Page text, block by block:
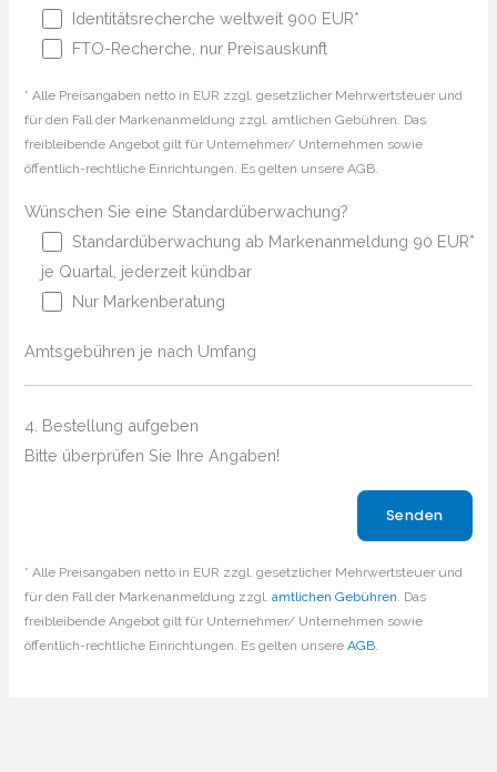
Identitätsrecherche weltweit 900 EUR*
FTO-Recherche, nur Preisauskunft
* Alle Preisangaben netto in EUR zzgl. gesetzlicher Mehrwertsteuer und
für den Fall der Markenanmeldung zzgl. amtlichen Gebühren. Das
freibleibende Angebot gilt für Unternehmer/ Unternehmen sowie
öffentlich-rechtliche Einrichtungen. Es gelten unsere AGB.
Wünschen Sie eine Standardüberwachung?
Standardüberwachung ab Markenanmeldung 90 EUR*
je Quartal, jederzeit kündbar
Nur Markenberatung
Amtsgebühren je nach Umfang
4. Bestellung aufgeben
Bitte überprüfen Sie Ihre Angaben!
* Alle Preisangaben netto in EUR zzgl. gesetzlicher Mehrwertsteuer und
für den Fall der Markenanmeldung zzgl.amtlichen Gebühren. Das
freibleibende Angebot gilt für Unternehmer/ Unternehmen sowie
öffentlich-rechtliche Einrichtungen. Es gelten unsereAGB.